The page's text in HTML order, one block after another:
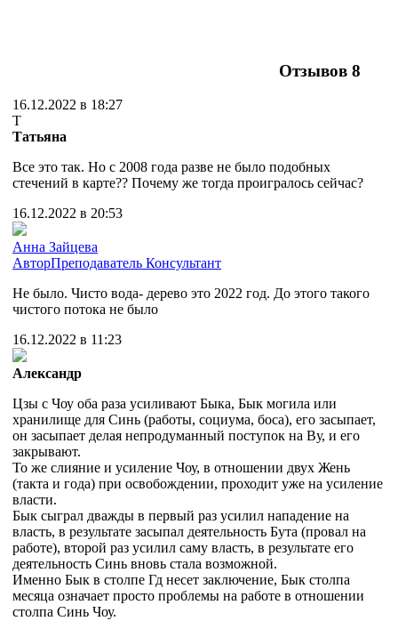
Отзывов 8
16.12.2022 в 18:27
Т
Татьяна
Все это так. Но с 2008 года разве не было подобных
стечений в карте?? Почему же тогда проигралось сейчас?
16.12.2022 в 20:53
Анна Зайцева
АвторПреподаватель Консультант
Не было. Чисто вода- дерево это 2022 год. До этого такого
чистого потока не было
16.12.2022 в 11:23
Александр
Цзы с Чоу оба раза усиливают Быка, Бык могила или
хранилище для Синь (работы, социума, боса), его засыпает,
он засыпает делая непродуманный поступок на Ву, и его
закрывают.
То же слияние и усиление Чоу, в отношении двух Жень
(такта и года) при освобождении, проходит уже на усиление
власти.
Бык сыграл дважды в первый раз усилил нападение на
власть, в результате засыпал деятельность Бута (провал на
работе), второй раз усилил саму власть, в результате его
деятельность Синь вновь стала возможной.
Именно Бык в столпе Гд несет заключение, Бык столпа
месяца означает просто проблемы на работе в отношении
столпа Синь Чоу.